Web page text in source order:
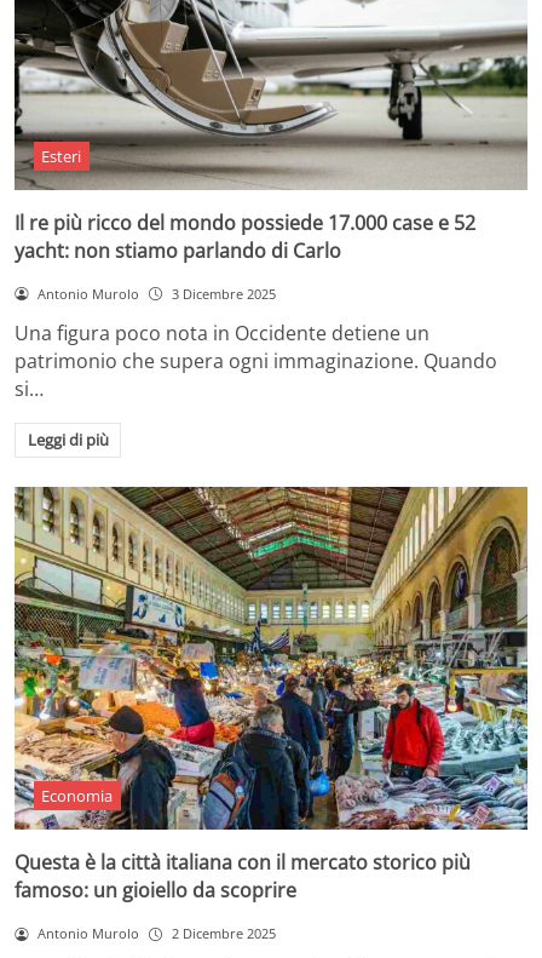
Esteri
Il re più ricco del mondo possiede 17.000 case e 52
yacht: non stiamo parlando di Carlo
Antonio Murolo 3 Dicembre 2025
Una figura poco nota in Occidente detiene un
patrimonio che supera ogni immaginazione. Quando
si…
Leggi di più
Economia
Questa è la città italiana con il mercato storico più
famoso: un gioiello da scoprire
Antonio Murolo 2 Dicembre 2025